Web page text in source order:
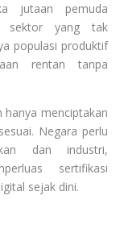
jutaan pemuda
sektor yang tak
populasi produktif
rentan tanpa
hanya menciptakan
Negara perlu
dan industri,
sertifikasi
sejak dini.